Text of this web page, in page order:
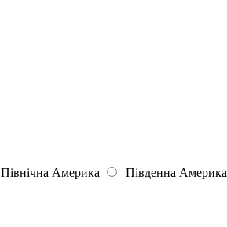
Північна Америка Південна Америка